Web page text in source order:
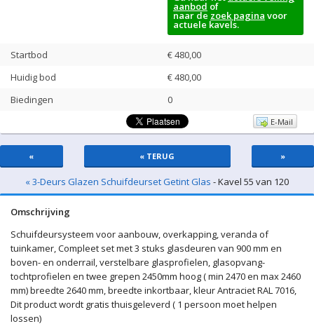
aanbod of
naar de zoek pagina voor
actuele kavels.
Startbod
€ 480,00
Huidig bod
€480,00
Biedingen
0
E-Mail
« « TERUG »
« 3-Deurs Glazen Schuifdeurset Getint Glas - Kavel 55 van 120
Omschrijving
Schuifdeursysteem voor aanbouw, overkapping, veranda of
tuinkamer, Compleet set met 3 stuks glasdeuren van 900 mm en
boven- en onderrail, verstelbare glasprofielen, glasopvang-
tochtprofielen en twee grepen 2450mm hoog ( min 2470 en max 2460
mm) breedte 2640 mm, breedte inkortbaar, kleur Antraciet RAL 7016,
Dit product wordt gratis thuisgeleverd ( 1 persoon moet helpen
lossen)